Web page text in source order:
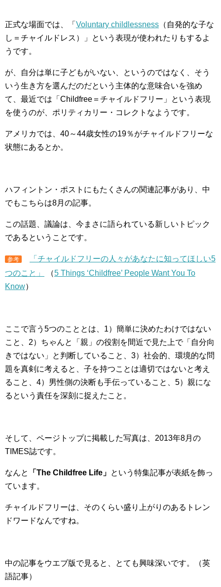
正式な場面では、「 Voluntary childlessness （自発的な子な
し＝チャイルドレス）」という表現が使われたりもするよ
うです。
が、自分は単に子どもがいない、というのではなく、そう
いう生き方を選んだのだという主体的な意味合いを強め
て、最近では「Childfree＝チャイルドフリー」という表現
を使うのが、ポリティカリー・コレクトなようです。
アメリカでは、40～44歳女性の19％がチャイルドフリーな
状態にあるとか。
ハフィントン・ポストにもたくさんの関連記事があり、中
でもこちらは8月の記事。
この話題、議論は、今まさに語られている新しいトピック
であるということです。
参考
「チャイルドフリーの人々があなたに知ってほしい5
つのこと」
（5 Things ‘Childfree’ People Want You To
Know）
ここで言う5つのこととは、1）簡単に決めたわけではない
こと、2）ちゃんと「親」の役割を間近で見た上で「自分向
きではない」と判断していること、3）社会的、環境的な問
題を真剣に考えると、子を持つことは適切ではないと考え
ること、4）男性側の決断も手伝っていること、5）親にな
るという責任を深刻に捉えたこと。
そして、ページトップに掲載した写真は、2013年8月の
TIMES誌です。
なんと 「The Childfree Life」 という特集記事が表紙を飾っ
ています。
チャイルドフリーは、そのくらい盛り上がりのあるトレン
ドワードなんですね。
中の記事をウエブ版で見ると、とても興味深いです。（英
語記事）